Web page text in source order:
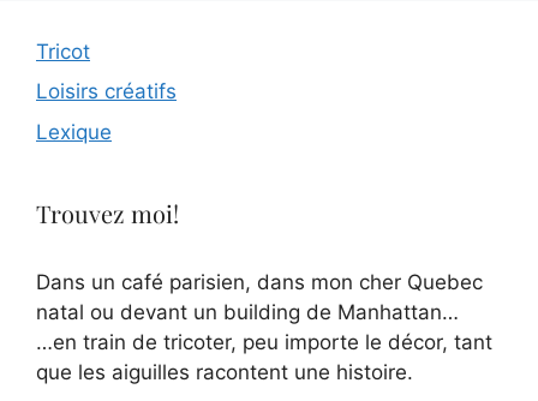
Tricot
Loisirs créatifs
Lexique
Trouvez moi!
Dans un café parisien, dans mon cher Quebec
natal ou devant un building de Manhattan…
…en train de tricoter, peu importe le décor, tant
que les aiguilles racontent une histoire.